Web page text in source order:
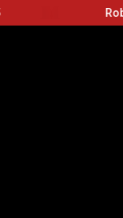
Roblox grundare: